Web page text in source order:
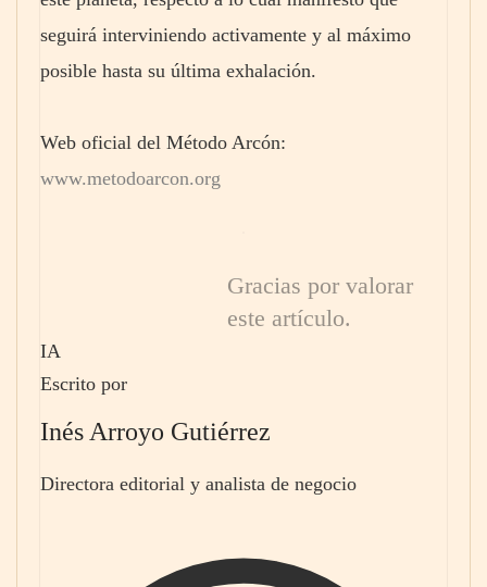
seguirá interviniendo activamente y al máximo
posible hasta su última exhalación.
Web oficial del Método Arcón:
www.metodoarcon.org
Gracias por valorar
este artículo.
IA
Escrito por
Inés Arroyo Gutiérrez
Directora editorial y analista de negocio